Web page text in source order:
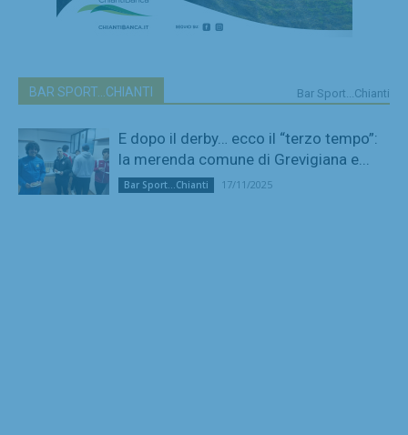
BAR SPORT...CHIANTI Bar Sport...Chianti
E dopo il derby… ecco il “terzo tempo”:
la merenda comune di Grevigiana e...
Bar Sport...Chianti 17/11/2025